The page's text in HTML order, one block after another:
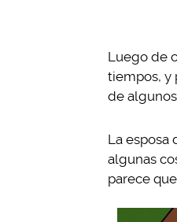
Luego de
tiempos, y
de
La esposa
algunas
parece